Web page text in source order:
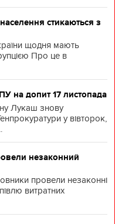
стикаються з
щодня мають
Про це в
на допит 17 листопада
Лукаш знову
у вівторок,
незаконний
провели незаконні
витратних